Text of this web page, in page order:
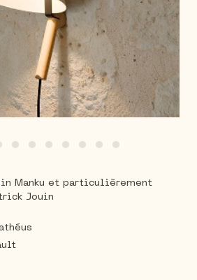
Manku et particulièrement
Jouin